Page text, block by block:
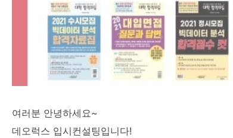
여러분 안녕하세요~
데오럭스 입시컨설팅입니다!